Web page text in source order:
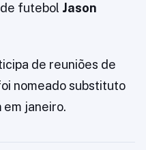
futebol Jason
de reuniões de
nomeado substituto
em janeiro.